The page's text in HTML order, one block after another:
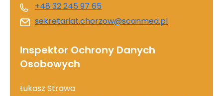
+48 32 245 97 65
sekretariat.chorzow@scanmed.pl
Inspektor Ochrony Danych
Osobowych
Łukasz Strawa